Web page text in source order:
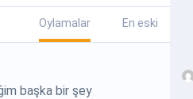
Oylamalar En eski
başka bir şey